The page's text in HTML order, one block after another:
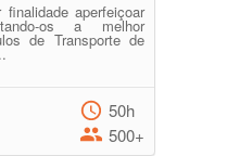
aperfeiçoar
os a melhor
de Transporte de
50h
500+